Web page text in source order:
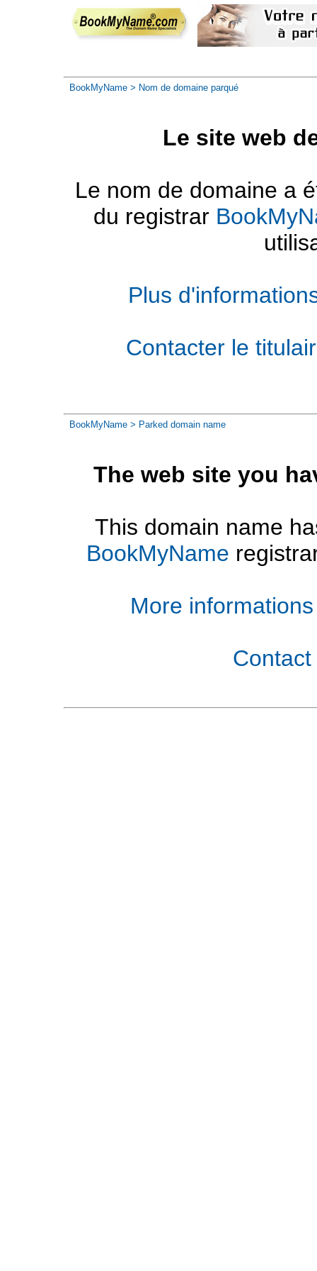
BookMyName > Nom de domaine parqué
Le site web
Le nom de domaine a
du registrar
Plus
Contacter le
BookMyName > Parked domain name
The web site you
This domain name
BookMyName
More